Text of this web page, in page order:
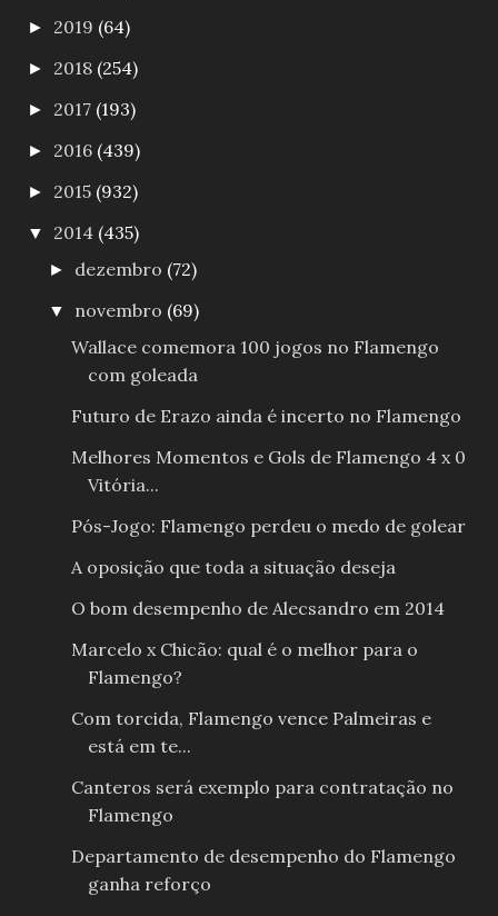
► 2019 (64)
► 2018 (254)
► 2017 (193)
► 2016 (439)
► 2015 (932)
▼ 2014 (435)
► dezembro (72)
▼ novembro (69)
Wallace comemora 100 jogos no Flamengo
com goleada
Futuro de Erazo ainda é incerto no Flamengo
Melhores Momentos e Gols de Flamengo 4 x 0
Vitória...
Pós-Jogo: Flamengo perdeu o medo de golear
A oposição que toda a situação deseja
O bom desempenho de Alecsandro em 2014
Marcelo x Chicão: qual é o melhor para o
Flamengo?
Com torcida, Flamengo vence Palmeiras e
está em te...
Canteros será exemplo para contratação no
Flamengo
Departamento de desempenho do Flamengo
ganha reforço